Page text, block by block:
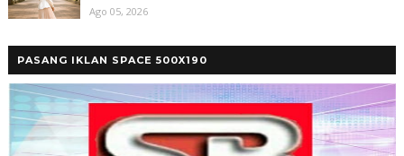
Ago 05, 2026
PASANG IKLAN SPACE 500X190